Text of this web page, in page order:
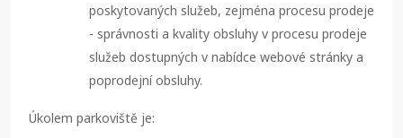
poskytovaných služeb, zejména procesu prodeje
- správnosti a kvality obsluhy v procesu prodeje
služeb dostupných v nabídce webové stránky a
poprodejní obsluhy.
Úkolem parkoviště je: